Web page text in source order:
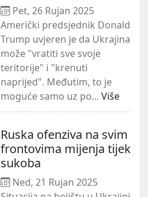
Pet, 26 Rujan 2025
Američki predsjednik Donald
Trump uvjeren je da Ukrajina
može "vratiti sve svoje
teritorije" i "krenuti
naprijed". Međutim, to je
moguće samo uz po... Više
Ruska ofenziva na svim
frontovima mijenja tijek
sukoba
Ned, 21 Rujan 2025